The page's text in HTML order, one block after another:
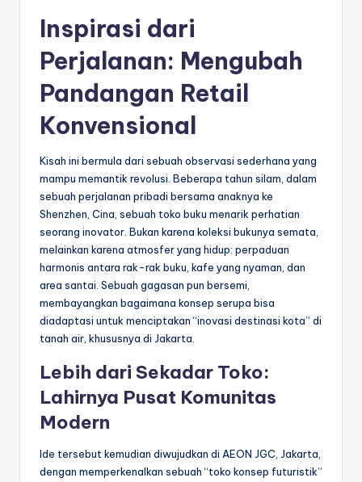
Inspirasi dari
Perjalanan: Mengubah
Pandangan Retail
Konvensional
Kisah ini bermula dari sebuah observasi sederhana yang
mampu memantik revolusi. Beberapa tahun silam, dalam
sebuah perjalanan pribadi bersama anaknya ke
Shenzhen, Cina, sebuah toko buku menarik perhatian
seorang inovator. Bukan karena koleksi bukunya semata,
melainkan karena atmosfer yang hidup: perpaduan
harmonis antara rak-rak buku, kafe yang nyaman, dan
area santai. Sebuah gagasan pun bersemi,
membayangkan bagaimana konsep serupa bisa
diadaptasi untuk menciptakan “inovasi destinasi kota” di
tanah air, khususnya di Jakarta.
Lebih dari Sekadar Toko:
Lahirnya Pusat Komunitas
Modern
Ide tersebut kemudian diwujudkan di AEON JGC, Jakarta,
dengan memperkenalkan sebuah “toko konsep futuristik”